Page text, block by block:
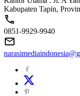
Kabupaten Tapin,
0851-9929-9940